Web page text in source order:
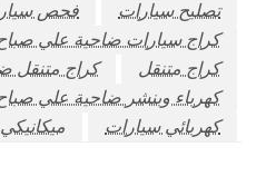
تصليح سيارات
فحص
كراج سيارات ضاحية علي
كراج متنقل
كراج متنقل
كهرباء وبنشر ضاحية علي
كهربائي سيارات